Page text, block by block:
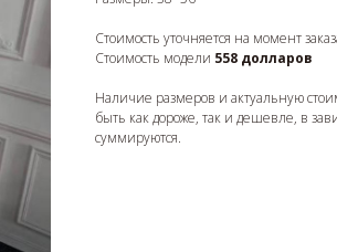
Стоимость уточняется на момент
Стоимость модели 558 долларов
Наличие размеров и актуальную
быть как дороже, так и дешевле, в
суммируются.